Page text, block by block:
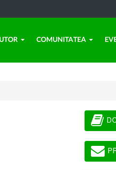
COMUNITATEA